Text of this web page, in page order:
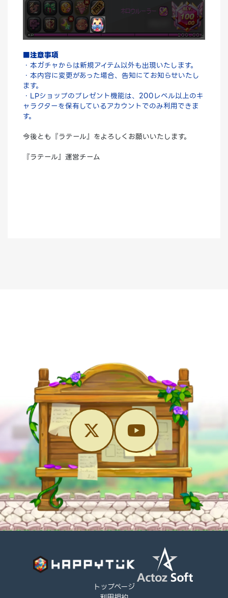
■注意事項
・本ガチャからは新規アイテム以外も出現いたします。
・本内容に変更があった場合、告知にてお知らせいたし
ます。
・LPショップのプレゼント機能は、200レベル以上のキ
ャラクターを保有しているアカウントでのみ利用できま
す。
今後とも『ラテール』をよろしくお願いいたします。
『ラテール』運営チーム
トップページ